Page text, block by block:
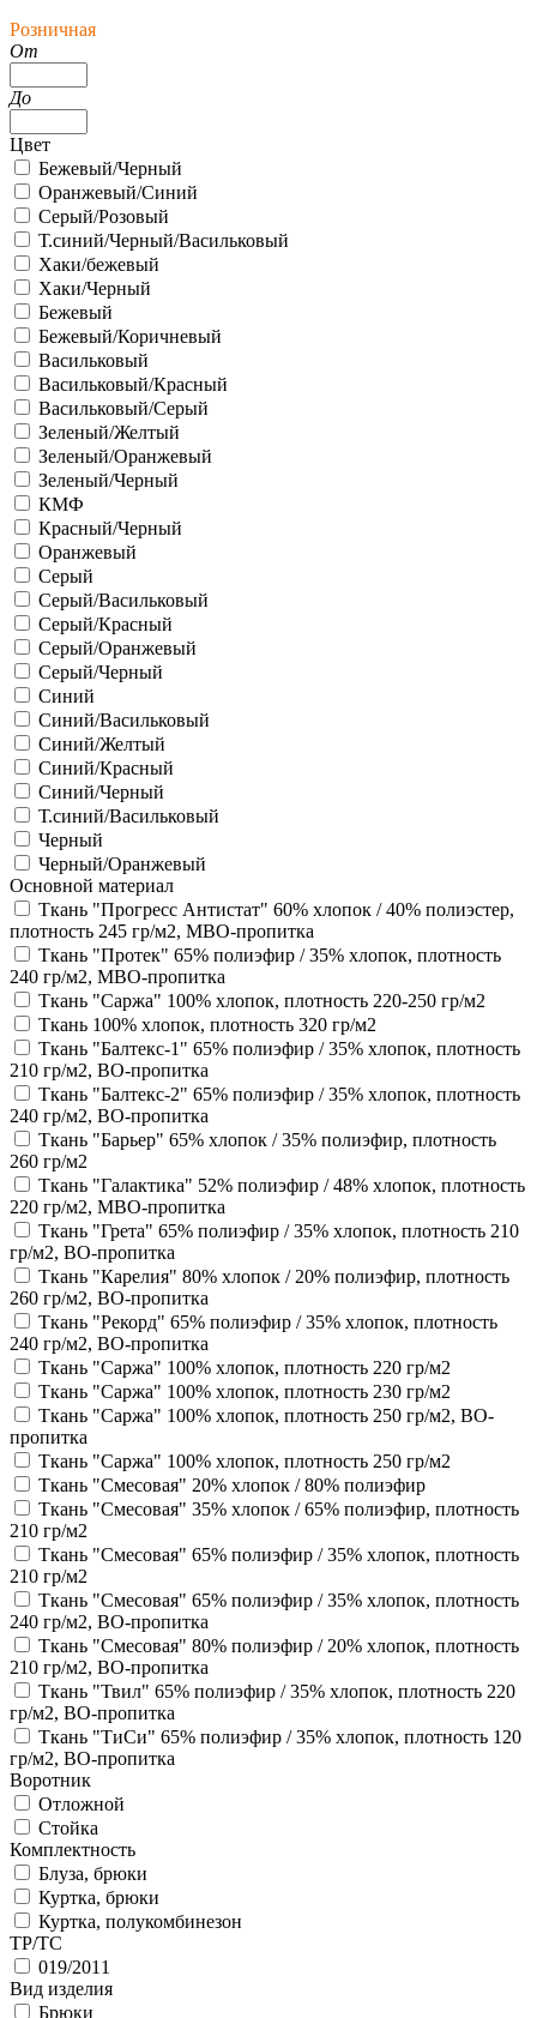
Розничная
От
До
Цвет
Бежевый/Черный
Оранжевый/Синий
Серый/Розовый
Т.синий/Черный/Васильковый
Хаки/бежевый
Хаки/Черный
Бежевый
Бежевый/Коричневый
Васильковый
Васильковый/Красный
Васильковый/Серый
Зеленый/Желтый
Зеленый/Оранжевый
Зеленый/Черный
КМФ
Красный/Черный
Оранжевый
Серый
Серый/Васильковый
Серый/Красный
Серый/Оранжевый
Серый/Черный
Синий
Синий/Васильковый
Синий/Желтый
Синий/Красный
Синий/Черный
Т.синий/Васильковый
Черный
Черный/Оранжевый
Основной материал
Ткань "Прогресс Антистат" 60% хлопок / 40% полиэстер,
плотность 245 гр/м2, МВО-пропитка
Ткань "Протек" 65% полиэфир / 35% хлопок, плотность
240 гр/м2, МВО-пропитка
Ткань "Саржа" 100% хлопок, плотность 220-250 гр/м2
Ткань 100% хлопок, плотность 320 гр/м2
Ткань "Балтекс-1" 65% полиэфир / 35% хлопок, плотность
210 гр/м2, ВО-пропитка
Ткань "Балтекс-2" 65% полиэфир / 35% хлопок, плотность
240 гр/м2, ВО-пропитка
Ткань "Барьер" 65% хлопок / 35% полиэфир, плотность
260 гр/м2
Ткань "Галактика" 52% полиэфир / 48% хлопок, плотность
220 гр/м2, МВО-пропитка
Ткань "Грета" 65% полиэфир / 35% хлопок, плотность 210
гр/м2, ВО-пропитка
Ткань "Карелия" 80% хлопок / 20% полиэфир, плотность
260 гр/м2, ВО-пропитка
Ткань "Рекорд" 65% полиэфир / 35% хлопок, плотность
240 гр/м2, ВО-пропитка
Ткань "Саржа" 100% хлопок, плотность 220 гр/м2
Ткань "Саржа" 100% хлопок, плотность 230 гр/м2
Ткань "Саржа" 100% хлопок, плотность 250 гр/м2, ВО-
пропитка
Ткань "Саржа" 100% хлопок, плотность 250 гр/м2
Ткань "Смесовая" 20% хлопок / 80% полиэфир
Ткань "Смесовая" 35% хлопок / 65% полиэфир, плотность
210 гр/м2
Ткань "Смесовая" 65% полиэфир / 35% хлопок, плотность
210 гр/м2
Ткань "Смесовая" 65% полиэфир / 35% хлопок, плотность
240 гр/м2, ВО-пропитка
Ткань "Смесовая" 80% полиэфир / 20% хлопок, плотность
210 гр/м2, ВО-пропитка
Ткань "Твил" 65% полиэфир / 35% хлопок, плотность 220
гр/м2, ВО-пропитка
Ткань "ТиСи" 65% полиэфир / 35% хлопок, плотность 120
гр/м2, ВО-пропитка
Воротник
Отложной
Стойка
Комплектность
Блуза, брюки
Куртка, брюки
Куртка, полукомбинезон
ТР/ТС
019/2011
Вид изделия
Брюки